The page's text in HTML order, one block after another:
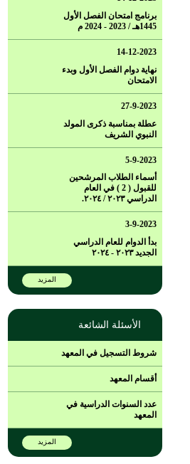
برنامج امتحان الفصل الأول
1445هـ / 2023 - 2024 م
14-12-2023
نهاية دوام الفصل الأول وبدء
الامتحان
27-9-2023
عطلة بمناسبة ذكرى المولد
النبوي الشريف
5-9-2023
أسماء الطلاب المرشحين
للقبول ( 2 ) في العام
الدراسي ٢٠٢٣ / ٢٠٢٤.
3-9-2023
بدأ الدوام للعام الدراسي
الجديد ٢٠٢٣ - ٢٠٢٤
المزيد
الأسئلة الشائعة
شروط التسجيل في المعهد
أقسام المعهد
عدد السنوات الدراسية في
المعهد
المزيد